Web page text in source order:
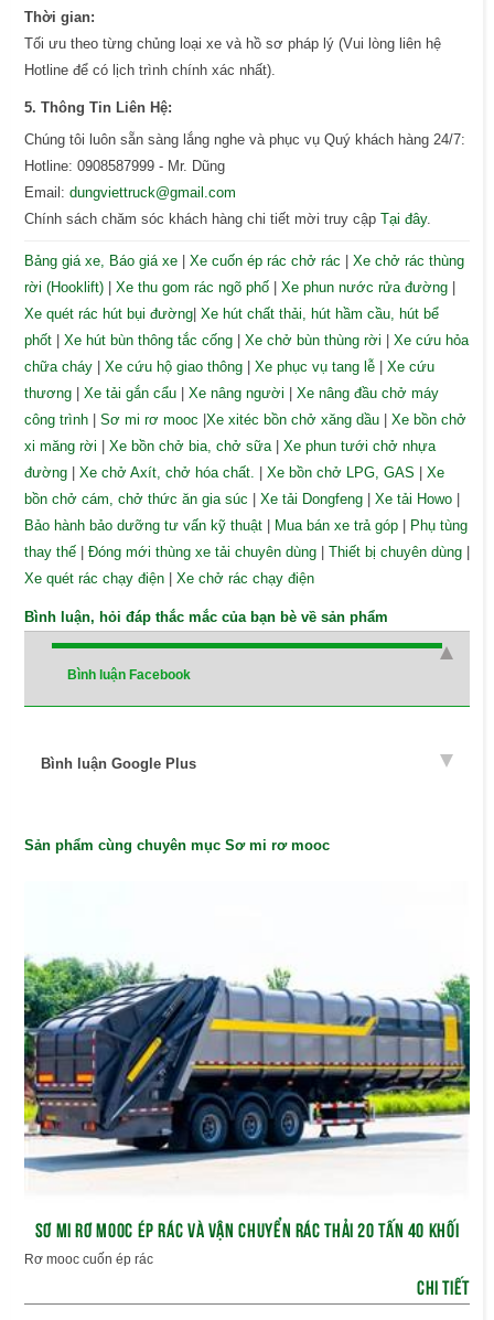
Thời gian:
Tối ưu theo từng chủng loại xe và hồ sơ pháp lý (Vui lòng liên hệ
Hotline để có lịch trình chính xác nhất).
5. Thông Tin Liên Hệ:
Chúng tôi luôn sẵn sàng lắng nghe và phục vụ Quý khách hàng 24/7:
Hotline: 0908587999 - Mr. Dũng
Email: dungviettruck@gmail.com
Chính sách chăm sóc khách hàng chi tiết mời truy cập Tại đây.
Bảng giá xe, Báo giá xe Xe cuốn ép rác chở rác
Xe chở rác thùng
rời (Hooklift)
Xe thu gom rác ngõ phố Xe phun nước rửa đường
Xe quét rác hút bụi đường Xe hút chất thải, hút hầm cầu, hút bể
phốt
Xe hút bùn thông tắc cống Xe chở bùn thùng rời
Xe cứu hỏa
chữa cháy
Xe cứu hộ giao thông Xe phục vụ tang lễ
Xe cứu
thương
Xe tải gắn cẩu Xe nâng người
Xe nâng đầu chở máy
công trình
Sơ mi rơ mooc Xe xitéc bồn chở xăng dầu
Xe bồn chở
xi măng rời
Xe bồn chở bia, chở sữa| Xe phun tưới chở nhựa
đường
Xe chở Axít, chở hóa chất. Xe bồn chở LPG, GAS
Xe
bồn chở cám, chở thức ăn gia súc
Xe tải Dongfeng Xe tải Howo
Bảo hành bảo dưỡng tư vấn kỹ thuật
Mua bán xe trả góp
Phụ tùng
thay thế
Đóng mới thùng xe tải chuyên dùng Thiết bị chuyên dùng
Xe quét rác chạy điện
Xe chở rác chạy điện
Bình luận, hỏi đáp thắc mắc của bạn bè về sản phẩm
Bình luận Facebook
Bình luận Google Plus
Sản phẩm cùng chuyên mục Sơ mi rơ mooc
SƠ MI RƠ MOOC ÉP RÁC VÀ VẬN CHUYỂN RÁC THẢI 20 TẤN 40 KHỐI
Rơ mooc cuốn ép rác
CHI TIẾT